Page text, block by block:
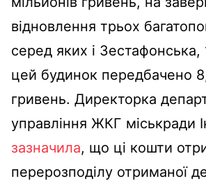
відновлення трьох
серед яких і
цей будинок передбачено
гривень. Директорка
управління ЖКГ міськради
зазначила, що ці кошти
перерозподілу отриманої